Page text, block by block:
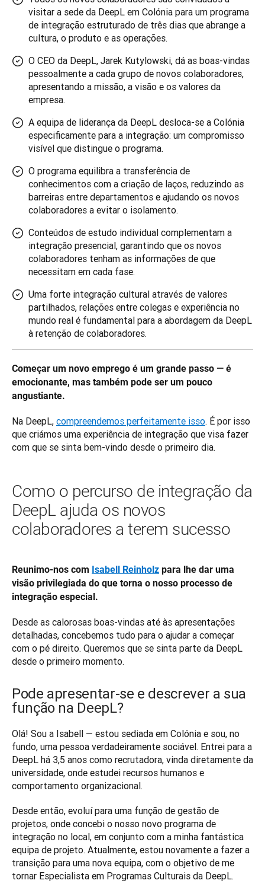
visitar a sede da DeepL em Colónia para um programa
de integração estruturado de três dias que abrange a
cultura, o produto e as operações.
O CEO da DeepL, Jarek Kutylowski, dá as boas-vindas
pessoalmente a cada grupo de novos colaboradores,
apresentando a missão, a visão e os valores da
empresa.
A equipa de liderança da DeepL desloca-se a Colónia
especificamente para a integração: um compromisso
visível que distingue o programa.
O programa equilibra a transferência de
conhecimentos com a criação de laços, reduzindo as
barreiras entre departamentos e ajudando os novos
colaboradores a evitar o isolamento.
Conteúdos de estudo individual complementam a
integração presencial, garantindo que os novos
colaboradores tenham as informações de que
necessitam em cada fase.
Uma forte integração cultural através de valores
partilhados, relações entre colegas e experiência no
mundo real é fundamental para a abordagem da DeepL
à retenção de colaboradores.
Começar um novo emprego é um grande passo — é
emocionante, mas também pode ser um pouco
angustiante.
Na DeepL, compreendemos perfeitamente isso. É por isso
que criámos uma experiência de integração que visa fazer
com que se sinta bem-vindo desde o primeiro dia.
Como o percurso de integração da
DeepL ajuda os novos
colaboradores a terem sucesso
Reunimo-nos com Isabell Reinholz para lhe dar uma
visão privilegiada do que torna o nosso processo de
integração especial.
Desde as calorosas boas-vindas até às apresentações
detalhadas, concebemos tudo para o ajudar a começar
com o pé direito. Queremos que se sinta parte da DeepL
desde o primeiro momento.
Pode apresentar-se e descrever a sua
função na DeepL?
Olá! Sou a Isabell — estou sediada em Colónia e sou, no
fundo, uma pessoa verdadeiramente sociável. Entrei para a
DeepL há 3,5 anos como recrutadora, vinda diretamente da
universidade, onde estudei recursos humanos e
comportamento organizacional.
Desde então, evoluí para uma função de gestão de
projetos, onde concebi o nosso novo programa de
integração no local, em conjunto com a minha fantástica
equipa de projeto. Atualmente, estou novamente a fazer a
transição para uma nova equipa, com o objetivo de me
tornar Especialista em Programas Culturais da DeepL.